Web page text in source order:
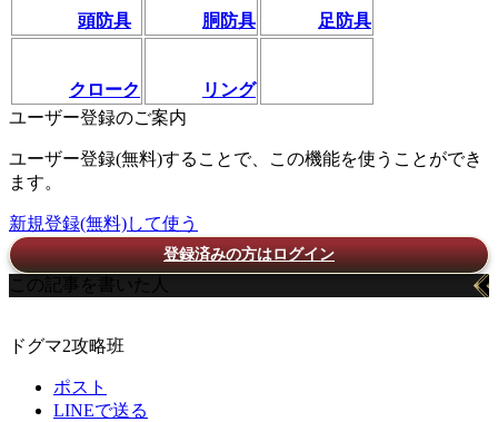
頭防具 胴防具 足防具
クローク
リング
ユーザー登録のご案内
ユーザー登録(無料)することで、この機能を使うことができ
ます。
新規登録(無料)して使う
登録済みの方はログイン
この記事を書いた人
ドグマ2攻略班
ポスト
LINEで送る